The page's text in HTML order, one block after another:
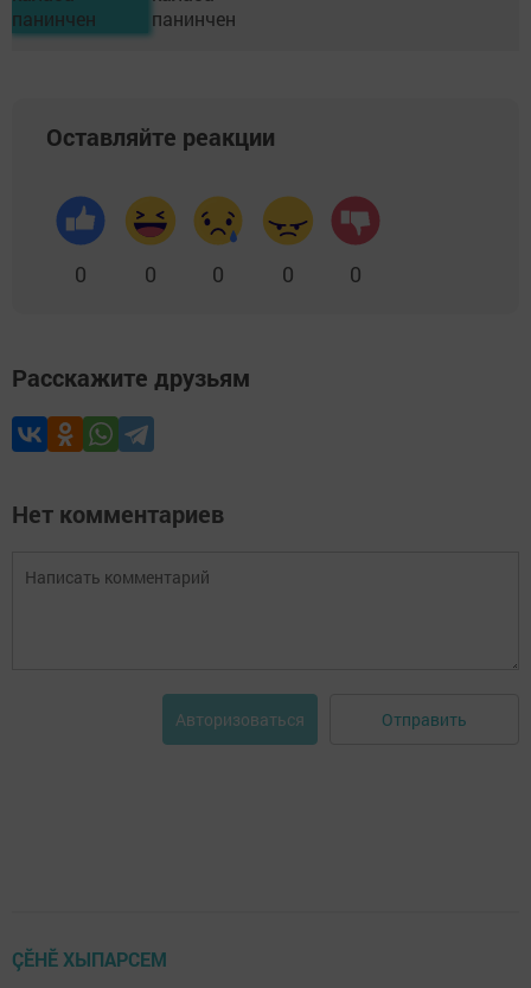
Оставляйте реакции
0 0 0 0 0
Расскажите друзьям
Нет комментариев
Авторизоваться Отправить
ÇӖНӖ ХЫПАРСЕМ